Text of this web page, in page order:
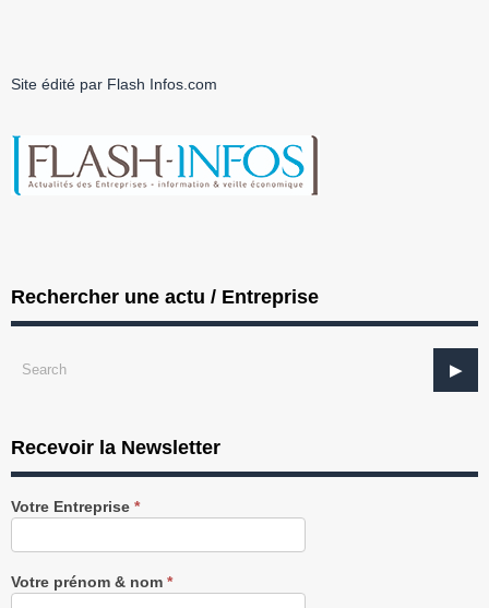
Site édité par Flash Infos.com
Rechercher une actu / Entreprise
Recevoir la Newsletter
Recevez
notre
gratuitement
Votre Entreprise *
Votre prénom & nom *